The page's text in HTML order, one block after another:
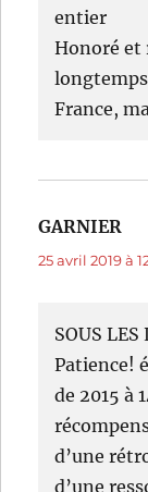
entier
Honoré et
France,
GARNIER
25 avril 2019 à
SOUS
Patience!
de 2015 à
d’une
d’une